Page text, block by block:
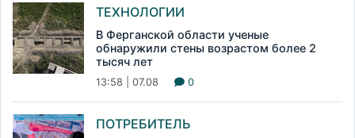
ТЕХНОЛОГИИ
В Ферганской области ученые
обнаружили стены возрастом более 2
тысяч лет
13:58 | 07.08 0
ПОТРЕБИТЕЛЬ